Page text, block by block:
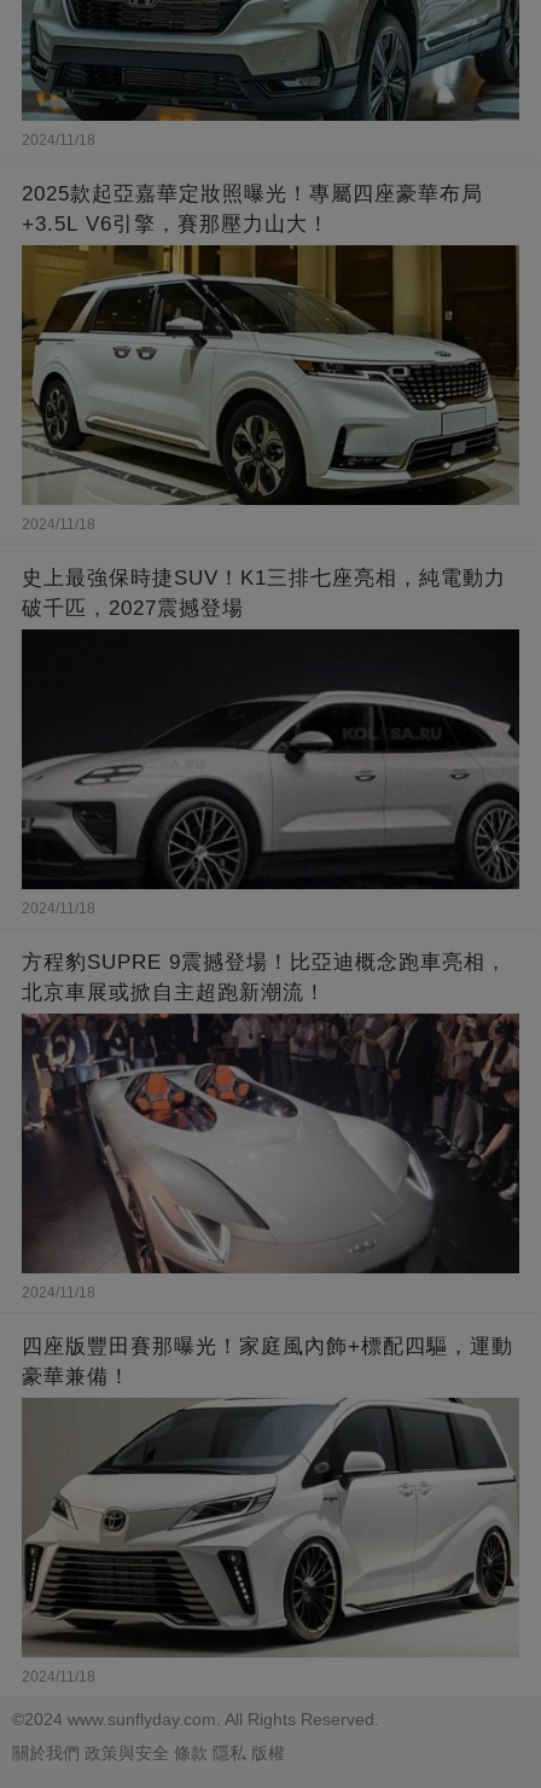
2024/11/18
2025款起亞嘉華定妝照曝光！專屬四座豪華布局
+3.5L V6引擎，賽那壓力山大！
2024/11/18
史上最強保時捷SUV！K1三排七座亮相，純電動力
破千匹，2027震撼登場
2024/11/18
方程豹SUPRE 9震撼登場！比亞迪概念跑車亮相，
北京車展或掀自主超跑新潮流！
2024/11/18
四座版豐田賽那曝光！家庭風內飾+標配四驅，運動
豪華兼備！
2024/11/18
©2024 www.sunflyday.com. All Rights Reserved.
關於我們 政策與安全 條款 隱私 版權